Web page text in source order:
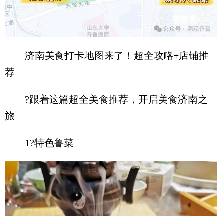
济南美食打卡地图来了！超全攻略+店铺推
荐
?跟着这篇超全美食推荐，开启美食济南之
旅
1?特色鲁菜